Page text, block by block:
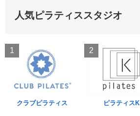
人気ピラティススタジオ
1
クラブピラティス
2
ピラティスK